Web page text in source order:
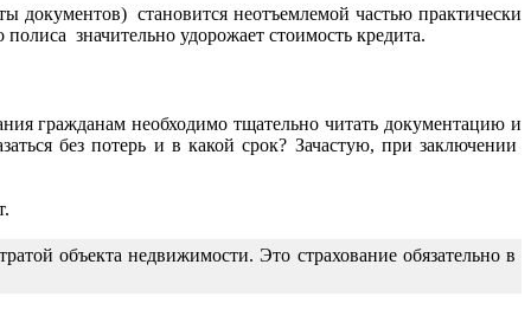
документов) становится неотъемлемой частью практически
значительно удорожает стоимость кредита.
гражданам необходимо тщательно читать документацию и
без потерь и в какой срок? Зачастую, при заключении
объекта недвижимости. Это страхование обязательно в